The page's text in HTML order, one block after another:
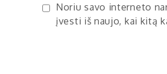
Noriu savo interneto
įvesti iš naujo, kai kitą